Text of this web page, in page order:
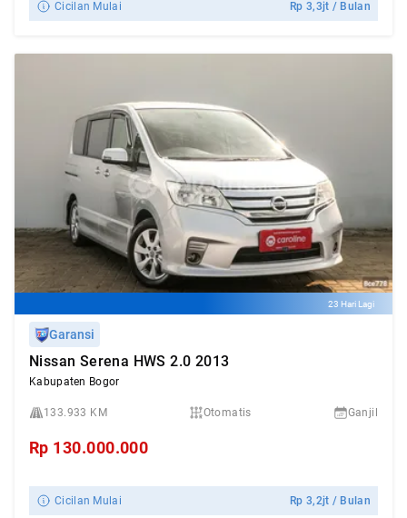
Cicilan Mulai Rp3,3jt / Bulan
23 Hari Lagi
Garansi
Nissan Serena HWS 2.0 2013
Kabupaten Bogor
133.933 KM Otomatis Ganjil
Rp 130.000.000
Cicilan Mulai Rp3,2jt / Bulan